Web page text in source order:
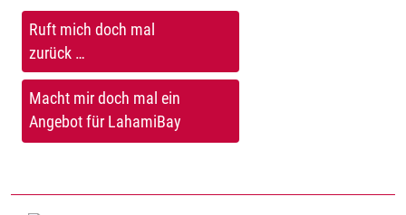
Ruft mich doch mal
zurück …
Macht mir doch mal ein
Angebot für LahamiBay